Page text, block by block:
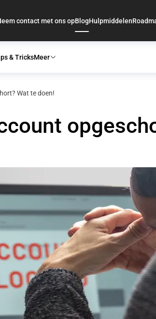
contact met ons opBlogHulpmiddelen
& TricksMeer
Wat te doen!